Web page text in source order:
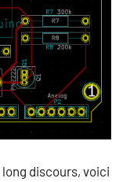
long discours, voici